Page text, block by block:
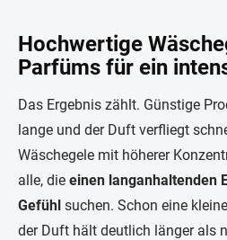
Hochwertige
Parfüms für ein
Das Ergebnis zählt. Günstige
lange und der Duft verfliegt
Wäschegele mit höherer
alle, die einen langanhaltenden
Gefühl suchen. Schon eine
der Duft hält deutlich länger als